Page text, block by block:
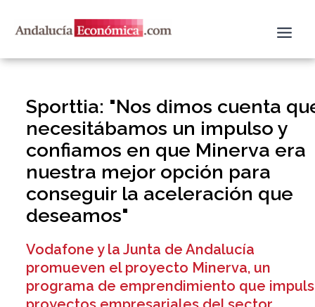
Sporttia: "Nos dimos cuenta
necesitábamos un impulso y
confiamos en que Minerva era
nuestra mejor opción para
conseguir la aceleración que
deseamos"
Vodafone y la Junta de Andalucía
promueven el proyecto Minerva, un
programa de emprendimiento que